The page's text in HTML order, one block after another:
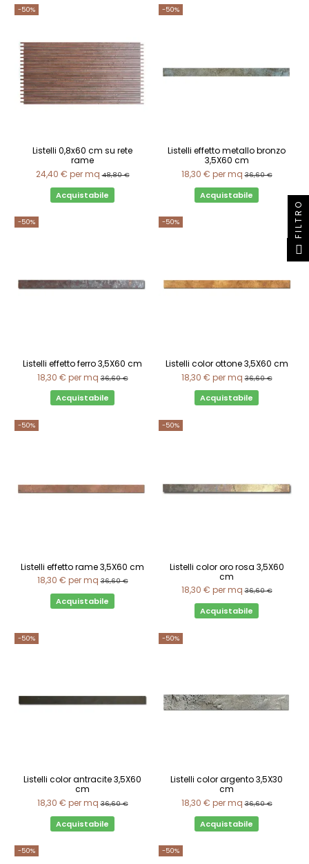
-50%
Listelli 0,8x60 cm su rete
rame
24,40 € per mq 48,80 €
Acquistabile
-50%
Listelli effetto metallo bronzo
3,5X60 cm
18,30 € per mq 36,60 €
Acquistabile
-50%
Listelli effetto ferro 3,5X60 cm
18,30 € per mq 36,60 €
Acquistabile
-50%
Listelli color ottone 3,5X60 cm
18,30 € per mq 36,60 €
Acquistabile
-50%
Listelli effetto rame 3,5X60 cm
18,30 € per mq 36,60 €
Acquistabile
-50%
Listelli color oro rosa 3,5X60
cm
18,30 € per mq 36,60 €
Acquistabile
-50%
Listelli color antracite 3,5X60
cm
18,30 € per mq 36,60 €
Acquistabile
-50%
Listelli color argento 3,5X30
cm
18,30 € per mq 36,60 €
Acquistabile
-50% -50%
FILTRO